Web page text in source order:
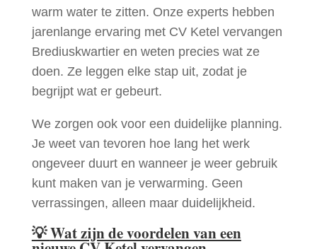
warm water te zitten. Onze experts hebben
jarenlange ervaring met CV Ketel vervangen
Brediuskwartier en weten precies wat ze
doen. Ze leggen elke stap uit, zodat je
begrijpt wat er gebeurt.
We zorgen ook voor een duidelijke planning.
Je weet van tevoren hoe lang het werk
ongeveer duurt en wanneer je weer gebruik
kunt maken van je verwarming. Geen
verrassingen, alleen maar duidelijkheid.
💡Wat zijn de voordelen van een